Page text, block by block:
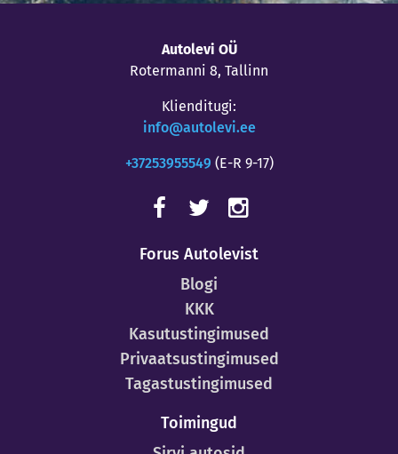
Autolevi OÜ
Rotermanni 8, Tallinn
Klienditugi:
info@autolevi.ee
+37253955549 (E-R 9-17)
Forus Autolevist
Blogi
KKK
Kasutustingimused
Privaatsustingimused
Tagastustingimused
Toimingud